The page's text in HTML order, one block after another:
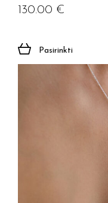
130.00 €
Pasirinkti